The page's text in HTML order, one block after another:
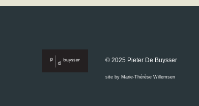
© 2025 Pieter De Buysser
site by Marie-Thérèse Willemsen